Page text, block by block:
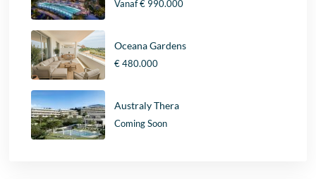
Vanaf€ 990.000
Oceana Gardens
€ 480.000
Australy Thera
Coming Soon